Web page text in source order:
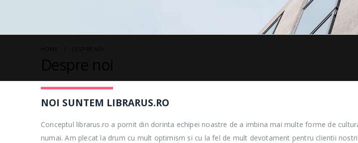
NOI SUNTEM LIBRARUS.RO
Conceptul librarus.ro a pornit din dorinta echipei noastre de a imbina mai multe forme de
numai. Am plecat la drum cu mult optimism si cu la fel de mult devotament pentru clientii